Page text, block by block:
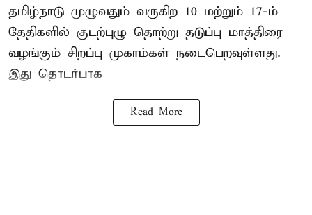
தமிழ்நாடு முழுவதும் வருகிற 10 மற்றும் 17-ம்
தேதிகளில் குடற்புழு தொற்று தடுப்பு மாத்திரை
வழங்கும் சிறப்பு முகாம்கள் நடைபெறவுள்ளது.
இது தொடர்பாக
Read More